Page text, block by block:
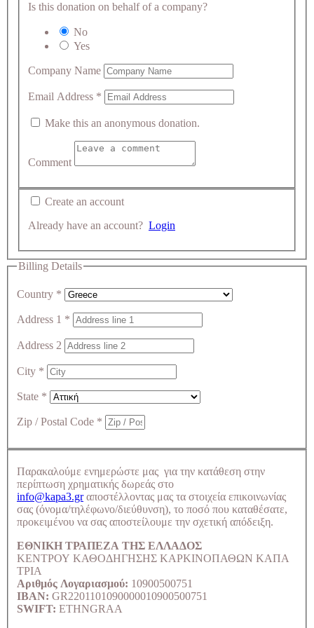
Is this donation on behalf of a company?
No
Yes
Company Name
Email Address *
Make this an anonymous donation.
Comment
Create an account
Already have an account? Login
Billing Details
Country *
Address 1 *
Address 2
City *
State *
Zip / Postal Code *
Παρακαλούμε ενημερώστε μας για την κατάθεση στην
περίπτωση χρηματικής δωρεάς στο
info@kapa3.grαποστέλλοντας μας τα στοιχεία επικοινωνίας
σας (όνομα/τηλέφωνο/διεύθυνση), το ποσό που καταθέσατε,
προκειμένου να σας αποστείλουμε την σχετική απόδειξη.
ΕΘΝΙΚΗ ΤΡΑΠΕΖΑ ΤΗΣ ΕΛΛΑΔΟΣ
ΚΕΝΤΡΟΥ ΚΑΘΟΔΗΓΗΣΗΣ ΚΑΡΚΙΝΟΠΑΘΩΝ ΚΑΠΑ
ΤΡΙΑ
Αριθμός Λογαριασμού: 10900500751
IBAN: GR2201101090000010900500751
SWIFT: ETHNGRAA